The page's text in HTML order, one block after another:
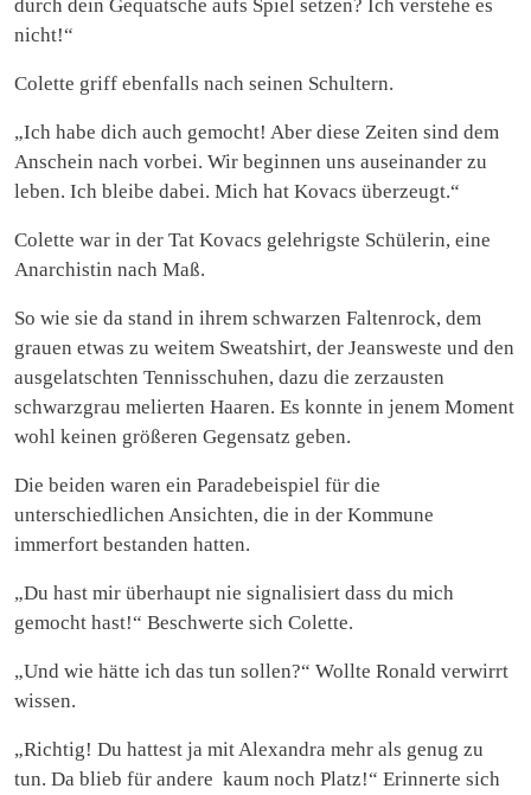
durch dein Gequatsche aufs Spiel setzen? Ich verstehe es
nicht!“
Colette griff ebenfalls nach seinen Schultern.
„Ich habe dich auch gemocht! Aber diese Zeiten sind dem
Anschein nach vorbei. Wir beginnen uns auseinander zu
leben. Ich bleibe dabei. Mich hat Kovacs überzeugt.“
Colette war in der Tat Kovacs gelehrigste Schülerin, eine
Anarchistin nach Maß.
So wie sie da stand in ihrem schwarzen Faltenrock, dem
grauen etwas zu weitem Sweatshirt, der Jeansweste und den
ausgelatschten Tennisschuhen, dazu die zerzausten
schwarzgrau melierten Haaren. Es konnte in jenem Moment
wohl keinen größeren Gegensatz geben.
Die beiden waren ein Paradebeispiel für die
unterschiedlichen Ansichten, die in der Kommune
immerfort bestanden hatten.
„Du hast mir überhaupt nie signalisiert dass du mich
gemocht hast!“ Beschwerte sich Colette.
„Und wie hätte ich das tun sollen?“ Wollte Ronald verwirrt
wissen.
„Richtig! Du hattest ja mit Alexandra mehr als genug zu
tun. Da blieb für andere kaum noch Platz!“ Erinnerte sich